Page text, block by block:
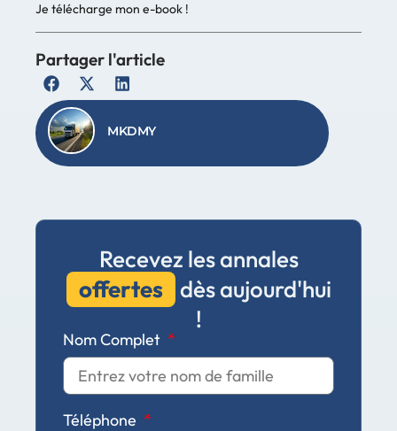
Je télécharge mon e-book !
Partager l'article
MKDMY
Recevez les annales
offertes dès aujourd'hui
!
Nom Complet
Téléphone